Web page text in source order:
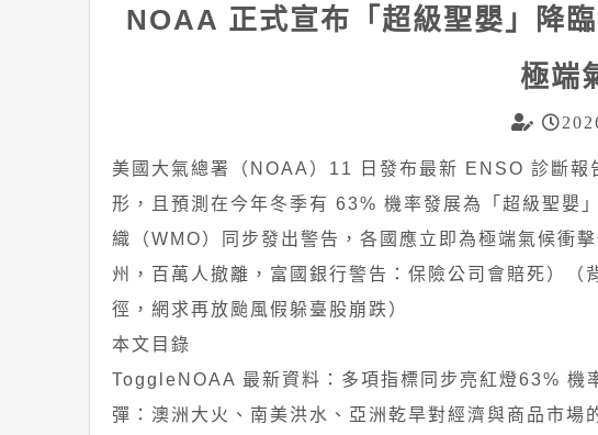
NOAA 正式宣布「超級聖嬰」降
極端
美國大氣總署（NOAA）11 日發布最新 ENSO 診斷
形，且預測在今年冬季有 63% 機率發展為「超級聖嬰
織（WMO）同步發出警告，各國應立即為極端氣候衝
州，百萬人撤離，富國銀行警告：保險公司會賠死）
徑，網求再放颱風假躲臺股崩跌）
本文目錄
ToggleNOAA 最新資料：多項指標同步亮紅燈63% 機
彈：澳洲大火、南美洪水、亞洲乾旱對經濟與商品市場